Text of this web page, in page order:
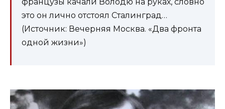
это он лично отстоял Сталинград…
(Источник: Вечерняя Москва. «Два фронта
одной жизни»)